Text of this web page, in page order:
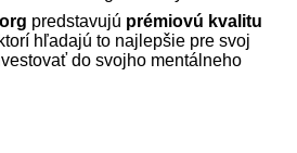
predstavujú prémiovú kvalitu
hľadajú to najlepšie pre svoj
do svojho mentálneho